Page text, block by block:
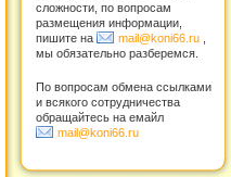
сложности, по вопросам
размещения информации,
пишите на
mail@koni66.ru
мы обязательно разберемся.
По вопросам обмена ссылками
и всякого сотрудничества
обращайтесь на емайл
mail@koni66.ru